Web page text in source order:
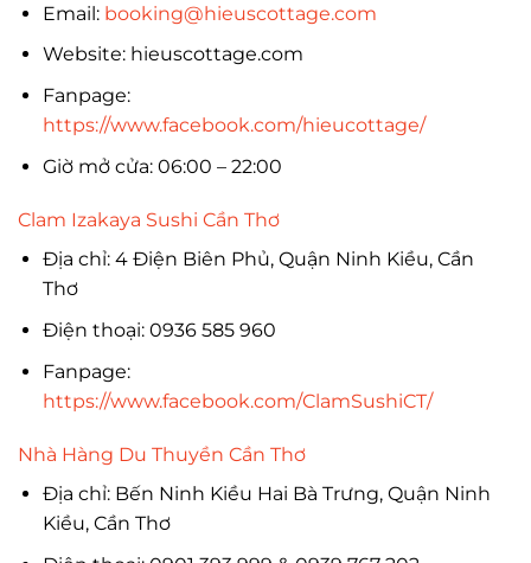
Email: booking@hieuscottage.com
Website: hieuscottage.com
Fanpage:
https://www.facebook.com/hieucottage/
Giờ mở cửa: 06:00 – 22:00
Clam Izakaya Sushi Cần Thơ
Địa chỉ: 4 Điện Biên Phủ, Quận Ninh Kiều, Cần
Thơ
Điện thoại: 0936 585 960
Fanpage:
https://www.facebook.com/ClamSushiCT/
Nhà Hàng Du Thuyền Cần Thơ
Địa chỉ: Bến Ninh Kiều Hai Bà Trưng, Quận Ninh
Kiều, Cần Thơ